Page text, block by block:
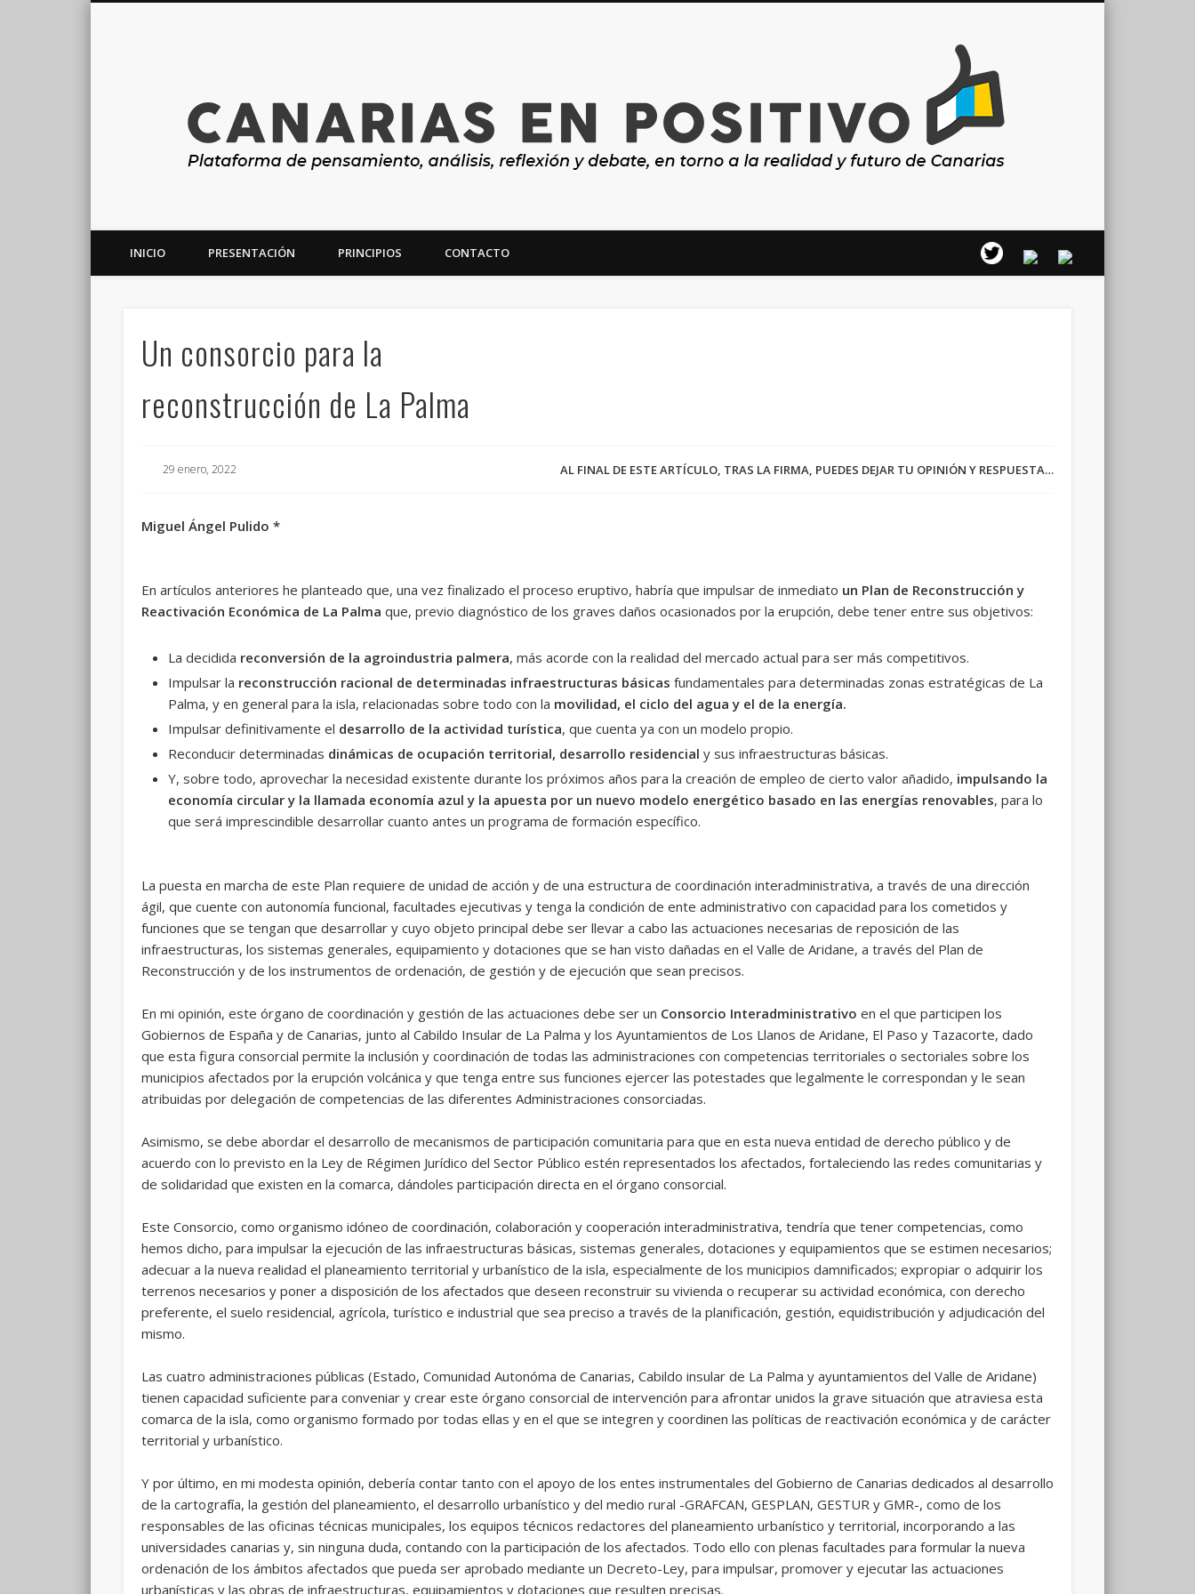
INICIO PRESENTACIÓN PRINCIPIOS CONTACTO
Un consorcio para la
reconstrucción de La Palma
AL FINAL DE ESTE ARTÍCULO, TRAS LA FIRMA, PUEDES DEJAR TU OPINIÓN Y RESPUESTA…
29 enero, 2022
Miguel Ángel Pulido *
En artículos anteriores he planteado que, una vez finalizado el proceso eruptivo, habría que impulsar de inmediato un Plan de Reconstrucción y
Reactivación Económica de La Palma que, previo diagnóstico de los graves daños ocasionados por la erupción, debe tener entre sus objetivos:
La decidida reconversión de la agroindustria palmera, más acorde con la realidad del mercado actual para ser más competitivos.
Impulsar la reconstrucción racional de determinadas infraestructuras básicas fundamentales para determinadas zonas estratégicas de La
Palma, y en general para la isla, relacionadas sobre todo con la movilidad, el ciclo del agua y el de la energía.
Impulsar definitivamente el desarrollo de la actividad turística, que cuenta ya con un modelo propio.
Reconducir determinadas dinámicas de ocupación territorial, desarrollo residencial y sus infraestructuras básicas.
Y, sobre todo, aprovechar la necesidad existente durante los próximos años para la creación de empleo de cierto valor añadido, impulsando la
economía circular y la llamada economía azul y la apuesta por un nuevo modelo energético basado en las energías renovables, para lo
que será imprescindible desarrollar cuanto antes un programa de formación específico.
La puesta en marcha de este Plan requiere de unidad de acción y de una estructura de coordinación interadministrativa, a través de una dirección
ágil, que cuente con autonomía funcional, facultades ejecutivas y tenga la condición de ente administrativo con capacidad para los cometidos y
funciones que se tengan que desarrollar y cuyo objeto principal debe ser llevar a cabo las actuaciones necesarias de reposición de las
infraestructuras, los sistemas generales, equipamiento y dotaciones que se han visto dañadas en el Valle de Aridane, a través del Plan de
Reconstrucción y de los instrumentos de ordenación, de gestión y de ejecución que sean precisos.
En mi opinión, este órgano de coordinación y gestión de las actuaciones debe ser un Consorcio Interadministrativo en el que participen los
Gobiernos de España y de Canarias, junto al Cabildo Insular de La Palma y los Ayuntamientos de Los Llanos de Aridane, El Paso y Tazacorte, dado
que esta figura consorcial permite la inclusión y coordinación de todas las administraciones con competencias territoriales o sectoriales sobre los
municipios afectados por la erupción volcánica y que tenga entre sus funciones ejercer las potestades que legalmente le correspondan y le sean
atribuidas por delegación de competencias de las diferentes Administraciones consorciadas.
Asimismo, se debe abordar el desarrollo de mecanismos de participación comunitaria para que en esta nueva entidad de derecho público y de
acuerdo con lo previsto en la Ley de Régimen Jurídico del Sector Público estén representados los afectados, fortaleciendo las redes comunitarias y
de solidaridad que existen en la comarca, dándoles participación directa en el órgano consorcial.
Este Consorcio, como organismo idóneo de coordinación, colaboración y cooperación interadministrativa, tendría que tener competencias, como
hemos dicho, para impulsar la ejecución de las infraestructuras básicas, sistemas generales, dotaciones y equipamientos que se estimen necesarios;
adecuar a la nueva realidad el planeamiento territorial y urbanístico de la isla, especialmente de los municipios damnificados; expropiar o adquirir los
terrenos necesarios y poner a disposición de los afectados que deseen reconstruir su vivienda o recuperar su actividad económica, con derecho
preferente, el suelo residencial, agrícola, turístico e industrial que sea preciso a través de la planificación, gestión, equidistribución y adjudicación del
mismo.
Las cuatro administraciones públicas (Estado, Comunidad Autonóma de Canarias, Cabildo insular de La Palma y ayuntamientos del Valle de Aridane)
tienen capacidad suficiente para conveniar y crear este órgano consorcial de intervención para afrontar unidos la grave situación que atraviesa esta
comarca de la isla, como organismo formado por todas ellas y en el que se integren y coordinen las políticas de reactivación económica y de carácter
territorial y urbanístico.
Y por último, en mi modesta opinión, debería contar tanto con el apoyo de los entes instrumentales del Gobierno de Canarias dedicados al desarrollo
de la cartografía, la gestión del planeamiento, el desarrollo urbanístico y del medio rural -GRAFCAN, GESPLAN, GESTUR y GMR-, como de los
responsables de las oficinas técnicas municipales, los equipos técnicos redactores del planeamiento urbanístico y territorial, incorporando a las
universidades canarias y, sin ninguna duda, contando con la participación de los afectados. Todo ello con plenas facultades para formular la nueva
ordenación de los ámbitos afectados que pueda ser aprobado mediante un Decreto-Ley, para impulsar, promover y ejecutar las actuaciones
urbanísticas y las obras de infraestructuras, equipamientos y dotaciones que resulten precisas.